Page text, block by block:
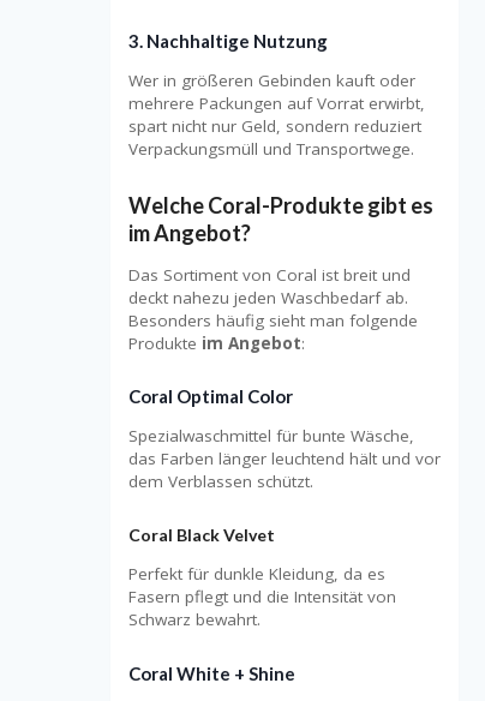
3. Nachhaltige Nutzung
Wer in größeren Gebinden kauft oder
mehrere Packungen auf Vorrat erwirbt,
spart nicht nur Geld, sondern reduziert
Verpackungsmüll und Transportwege.
Welche Coral-Produkte gibt es
im Angebot?
Das Sortiment von Coral ist breit und
deckt nahezu jeden Waschbedarf ab.
Besonders häufig sieht man folgende
Produkte im Angebot:
Coral Optimal Color
Spezialwaschmittel für bunte Wäsche,
das Farben länger leuchtend hält und vor
dem Verblassen schützt.
Coral Black Velvet
Perfekt für dunkle Kleidung, da es
Fasern pflegt und die Intensität von
Schwarz bewahrt.
Coral White + Shine